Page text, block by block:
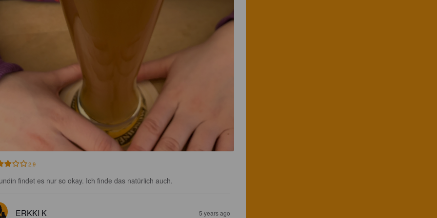
2.9
findet es nur so okay. Ich finde das natürlich auch.
ERKKI K 5 years ago